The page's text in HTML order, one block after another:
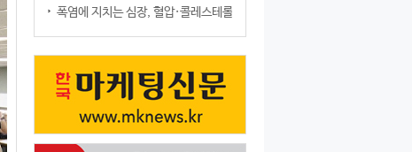
폭염에 지치는 심장, 혈압·콜레스테롤만 챙기면 될까?